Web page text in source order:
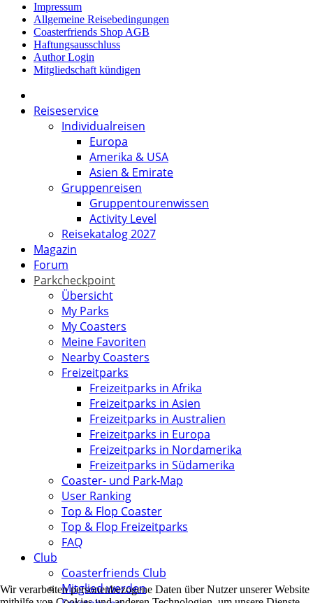
Impressum
Allgemeine Reisebedingungen
Coasterfriends Shop AGB
Haftungsausschluss
Author Login
Mitgliedschaft kündigen
Reiseservice
Individualreisen
Europa
Amerika & USA
Asien & Emirate
Gruppenreisen
Gruppentourenwissen
Activity Level
Reisekatalog 2027
Magazin
Forum
Parkcheckpoint
Übersicht
My Parks
My Coasters
Meine Favoriten
Nearby Coasters
Freizeitparks
Freizeitparks in Afrika
Freizeitparks in Asien
Freizeitparks in Australien
Freizeitparks in Europa
Freizeitparks in Nordamerika
Freizeitparks in Südamerika
Coaster- und Park-Map
User Ranking
Top & Flop Coaster
Top & Flop Freizeitparks
FAQ
Club
Coasterfriends Club
Mitglied werden
Wir verarbeiten personenbezogene Daten über Nutzer unserer Website